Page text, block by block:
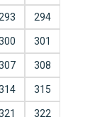
294
301
308
315
322